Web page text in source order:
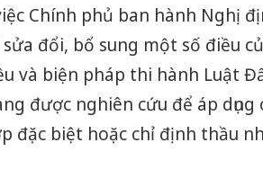
Chính phủ ban hành Nghị
đổi, bổ sung một số điều
và biện pháp thi hành Luật
được nghiên cứu để áp
đặc biệt hoặc chỉ định thầu